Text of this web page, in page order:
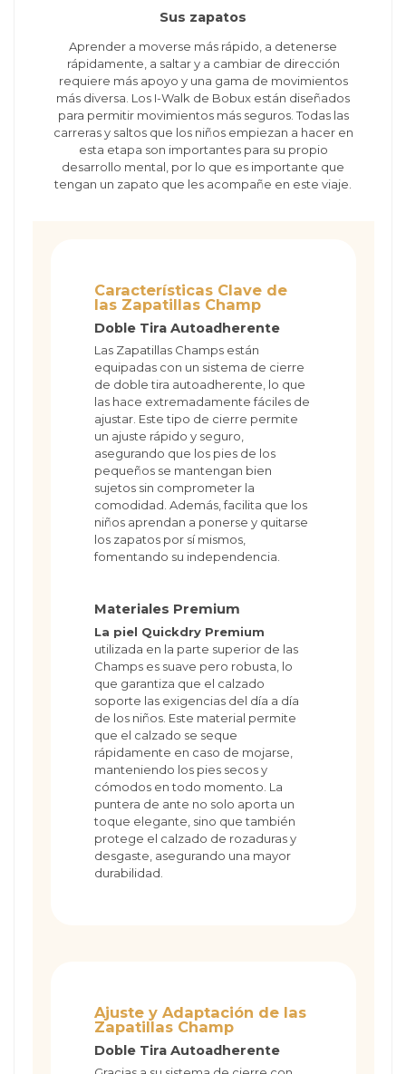
Sus zapatos
Aprender a moverse más rápido, a detenerse
rápidamente, a saltar y a cambiar de dirección
requiere más apoyo y una gama de movimientos
más diversa. Los I-Walk de Bobux están diseñados
para permitir movimientos más seguros. Todas las
carreras y saltos que los niños empiezan a hacer en
esta etapa son importantes para su propio
desarrollo mental, por lo que es importante que
tengan un zapato que les acompañe en este viaje.
Características Clave de
las Zapatillas Champ
Doble Tira Autoadherente
Las Zapatillas Champs están
equipadas con un sistema de cierre
de doble tira autoadherente, lo que
las hace extremadamente fáciles de
ajustar. Este tipo de cierre permite
un ajuste rápido y seguro,
asegurando que los pies de los
pequeños se mantengan bien
sujetos sin comprometer la
comodidad. Además, facilita que los
niños aprendan a ponerse y quitarse
los zapatos por sí mismos,
fomentando su independencia.
Materiales Premium
La piel Quickdry Premium
utilizada en la parte superior de las
Champs es suave pero robusta, lo
que garantiza que el calzado
soporte las exigencias del día a día
de los niños. Este material permite
que el calzado se seque
rápidamente en caso de mojarse,
manteniendo los pies secos y
cómodos en todo momento. La
puntera de ante no solo aporta un
toque elegante, sino que también
protege el calzado de rozaduras y
desgaste, asegurando una mayor
durabilidad.
Ajuste y Adaptación de las
Zapatillas Champ
Doble Tira Autoadherente